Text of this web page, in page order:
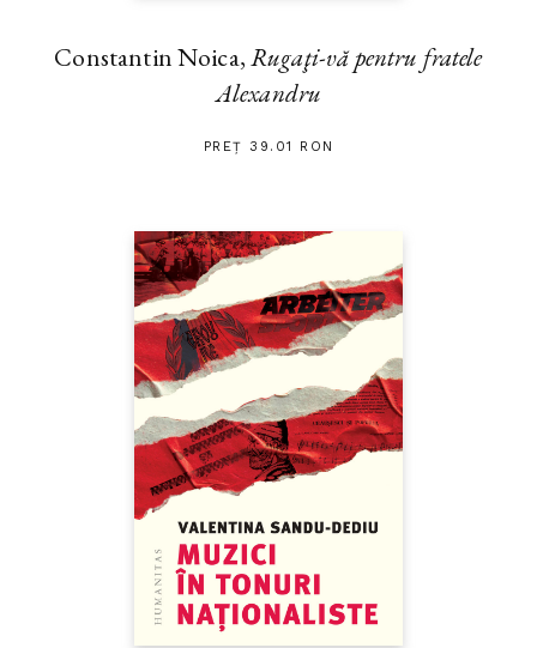
Constantin Noica,Rugaţi-vă pentru fratele
Alexandru
PREȚ 39.01 RON